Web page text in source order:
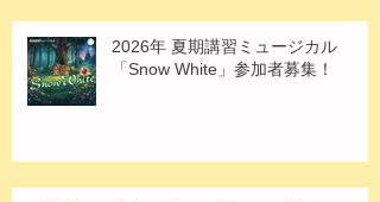
2026年 夏期講習ミュージカル
「Snow White」参加者募集！